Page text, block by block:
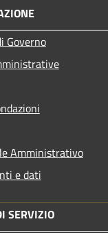
Governo
Amministrativo
e dati
SERVIZIO